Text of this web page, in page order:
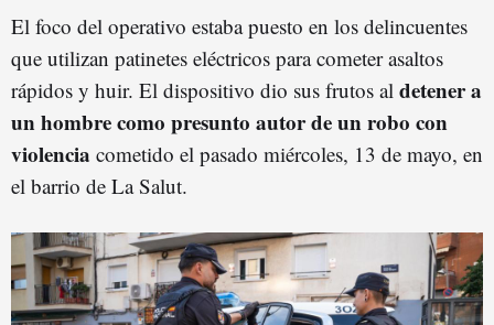
El foco del operativo estaba puesto en los delincuentes
que utilizan patinetes eléctricos para cometer asaltos
rápidos y huir. El dispositivo dio sus frutos al detener a
un hombre como presunto autor de un robo con
violencia cometido el pasado miércoles, 13 de mayo, en
el barrio de La Salut.